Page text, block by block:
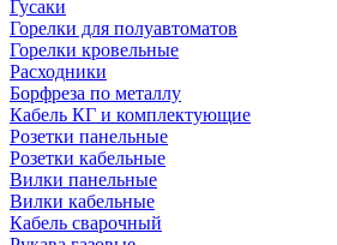
Гусаки
Горелки для полуавтоматов
Горелки кровельные
Расходники
Борфреза по металлу
Кабель КГ и комплектующие
Розетки панельные
Розетки кабельные
Вилки панельные
Вилки кабельные
Кабель сварочный